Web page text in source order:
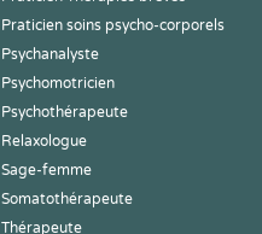
Praticien soins psycho-corporels
Psychanalyste
Psychomotricien
Psychothérapeute
Relaxologue
Sage-femme
Somatothérapeute
Thérapeute